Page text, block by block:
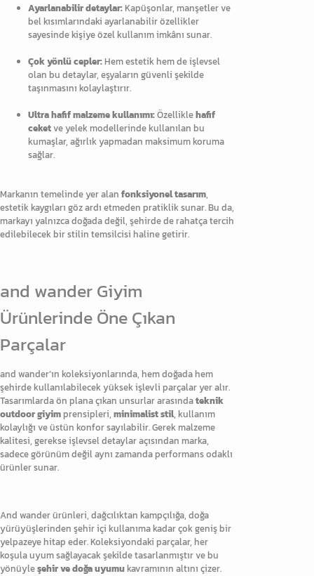
Ayarlanabilir detaylar:Kapüşonlar, manşetler ve
bel kısımlarındaki ayarlanabilir özellikler
sayesinde kişiye özel kullanım imkânı sunar.
Çok yönlü cepler:Hem estetik hem de işlevsel
olan bu detaylar, eşyaların güvenli şekilde
taşınmasını kolaylaştırır.
Ultra hafif malzeme kullanımı:Özelliklehafif
ceketve yelek modellerinde kullanılan bu
kumaşlar, ağırlık yapmadan maksimum koruma
sağlar.
Markanın temelinde yer alan fonksiyonel tasarım,
estetik kaygıları göz ardı etmeden pratiklik sunar. Bu da,
markayı yalnızca doğada değil, şehirde de rahatça tercih
edilebilecek bir stilin temsilcisi haline getirir.
and wander Giyim
Ürünlerinde Öne Çıkan
Parçalar
and wander’ın koleksiyonlarında, hem doğada hem
şehirde kullanılabilecek yüksek işlevli parçalar yer alır.
Tasarımlarda ön plana çıkan unsurlar arasındateknik
outdoor giyimprensipleri, minimalist stil, kullanım
kolaylığı ve üstün konfor sayılabilir. Gerek malzeme
kalitesi, gerekse işlevsel detaylar açısından marka,
sadece görünüm değil aynı zamanda performans odaklı
ürünler sunar.
And wander ürünleri, dağcılıktan kampçılığa, doğa
yürüyüşlerinden şehir içi kullanıma kadar çok geniş bir
yelpazeye hitap eder. Koleksiyondaki parçalar, her
koşula uyum sağlayacak şekilde tasarlanmıştır ve bu
yönüyleşehir ve doğa uyumukavramının altını çizer.